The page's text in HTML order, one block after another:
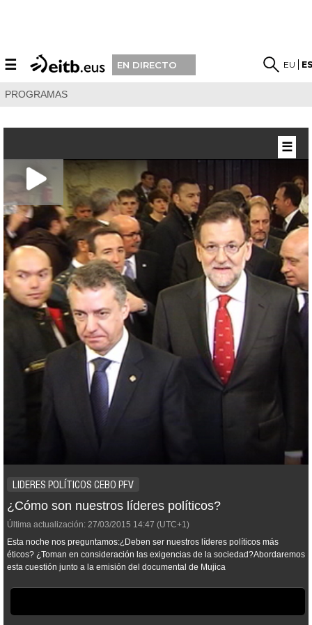
☰ EN DIRECTO EU
PROGRAMAS
LIDERES POLÍTICOS CEBO PFV
¿Cómo son nuestros líderes políticos?
Última actualización: 27/03/2015 14:47 (UTC+1)
Esta noche nos preguntamos:¿Deben ser nuestros líderes políticos más
éticos? ¿Toman en consideración las exigencias de la sociedad?Abordaremos
esta cuestión junto a la emisión del documental de Mujica
☰